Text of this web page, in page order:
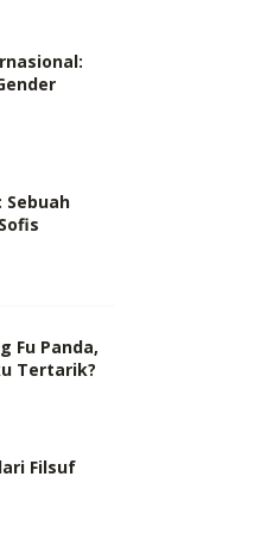
Sebuah
Fu Panda,
Tertarik?
Filsuf